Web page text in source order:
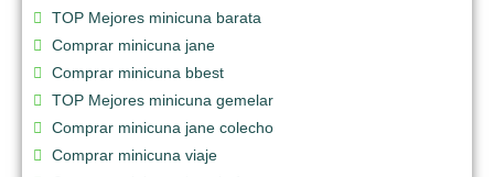
TOP Mejores minicuna barata
Comprar minicuna jane
Comprar minicuna bbest
TOP Mejores minicuna gemelar
Comprar minicuna jane colecho
Comprar minicuna viaje